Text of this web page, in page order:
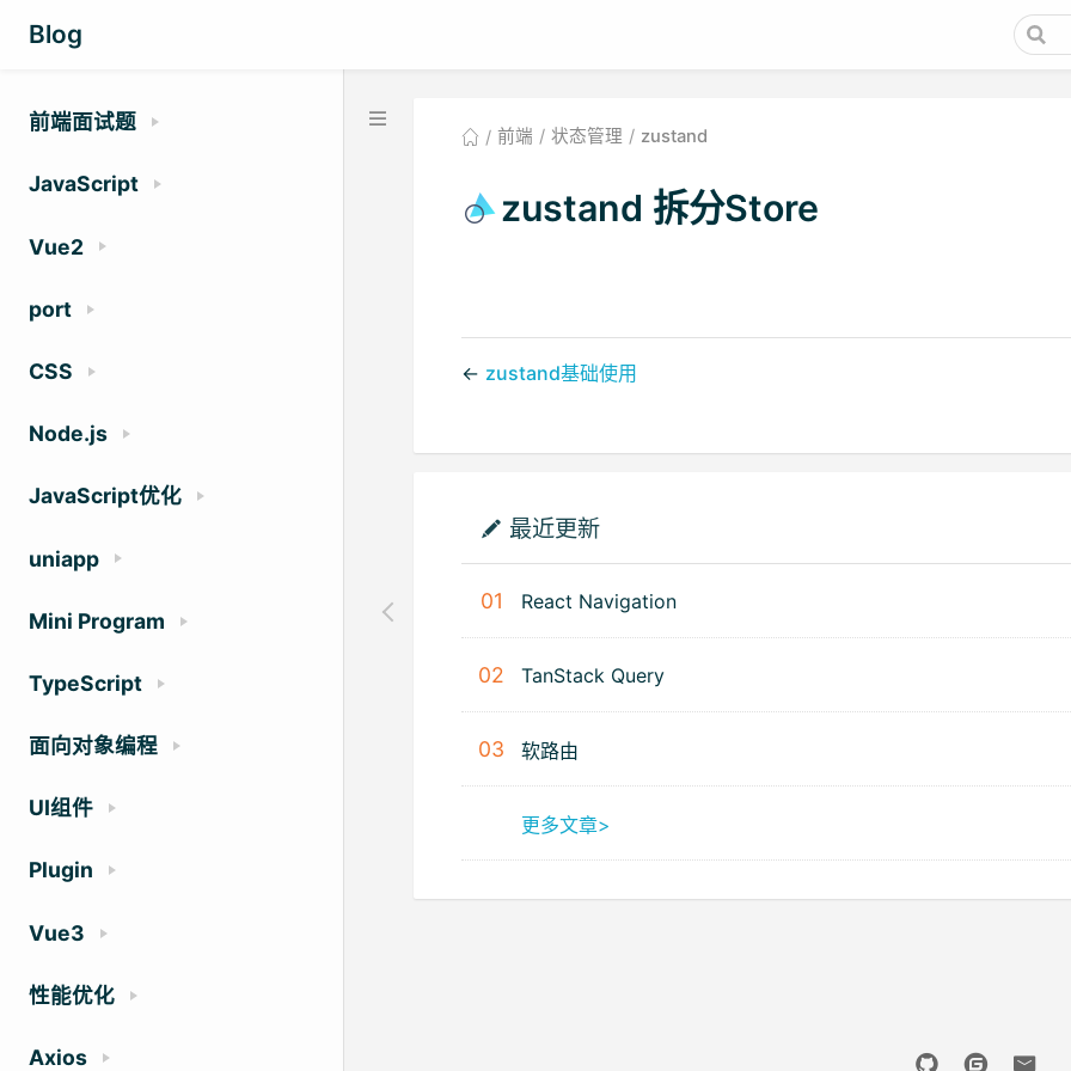
Blog
前端面试题
JavaScript
Vue2
port
CSS
Node.js
JavaScript优化
uniapp
Mini Program
TypeScript
面向对象编程
UI组件
Plugin
Vue3
性能优化
Axios
前端 状态管理 zustand
zustand 拆分Store
← zustand基础使用
最近更新
01 React Navigation
02 TanStack Query
03 软路由
更多文章>